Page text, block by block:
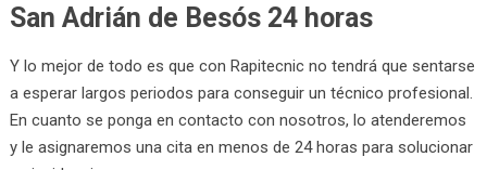
San Adrián de Besós 24 horas
Y lo mejor de todo es que con Rapitecnic no tendrá que sentarse
a esperar largos periodos para conseguir un técnico profesional.
En cuanto se ponga en contacto con nosotros, lo atenderemos
y le asignaremos una cita en menos de 24 horas para solucionar